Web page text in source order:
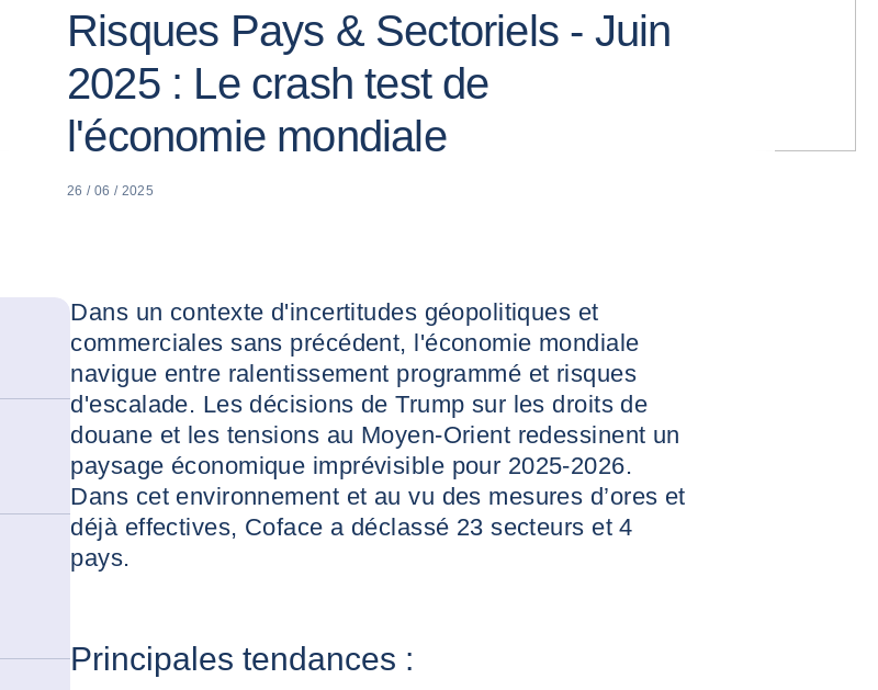
Risques Pays & Sectoriels - Juin
2025 : Le crash test de
l'économie mondiale
26 / 06 / 2025
Dans un contexte d'incertitudes géopolitiques et
commerciales sans précédent, l'économie mondiale
navigue entre ralentissement programmé et risques
d'escalade. Les décisions de Trump sur les droits de
douane et les tensions au Moyen-Orient redessinent un
paysage économique imprévisible pour 2025-2026.
Dans cet environnement et au vu des mesures d’ores et
déjà effectives, Coface a déclassé 23 secteurs et 4
pays.
Principales tendances :